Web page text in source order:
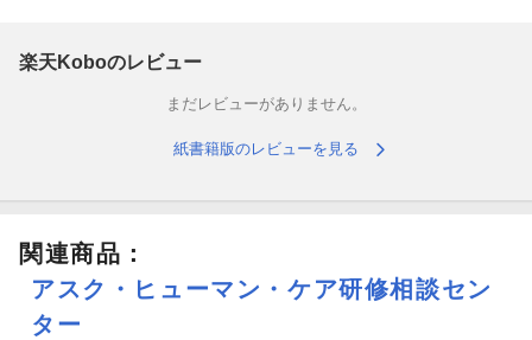
3.過去をふりかえる意味（原家族ワークを始めるにあたって）
4.原家族で何が起きていたのか？（暗黙のルールを発見する作
5.子どもの自分と出会う（インナーチャイルド・ワーク）
6.私を縛る鎖（原家族での役割から今の自分を見る作業）
7.鎖から私を解き放つ（否定的なメッセージをおきかえる作業）
楽天Koboのレビュー
まだレビューがありません。
紙書籍版のレビューを見る
関連商品 ：
アスク・ヒューマン・ケア研修相談セン
ター